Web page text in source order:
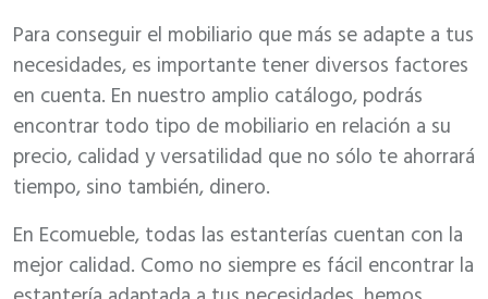
Para conseguir el mobiliario que más se adapte a tus
necesidades, es importante tener diversos factores
en cuenta. En nuestro amplio catálogo, podrás
encontrar todo tipo de mobiliario en relación a su
precio, calidad y versatilidad que no sólo te ahorrará
tiempo, sino también, dinero.
En Ecomueble, todas las estanterías cuentan con la
mejor calidad. Como no siempre es fácil encontrar la